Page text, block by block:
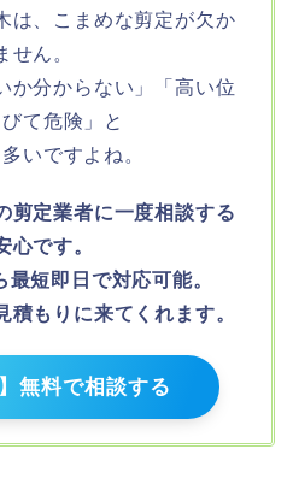
は、こまめな剪定が欠か
せん。
か分からない」「高い位
て危険」と
いですよね。
剪定業者に一度相談する
心です。
最短即日で対応可能。
積もりに来てくれます。
無料で相談する